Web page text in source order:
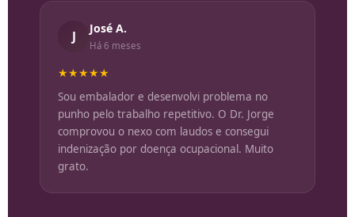
J
José A.
Há 6 meses
★★★★★
Sou embalador e desenvolvi problema no
punho pelo trabalho repetitivo. O Dr. Jorge
comprovou o nexo com laudos e consegui
indenização por doença ocupacional. Muito
grato.